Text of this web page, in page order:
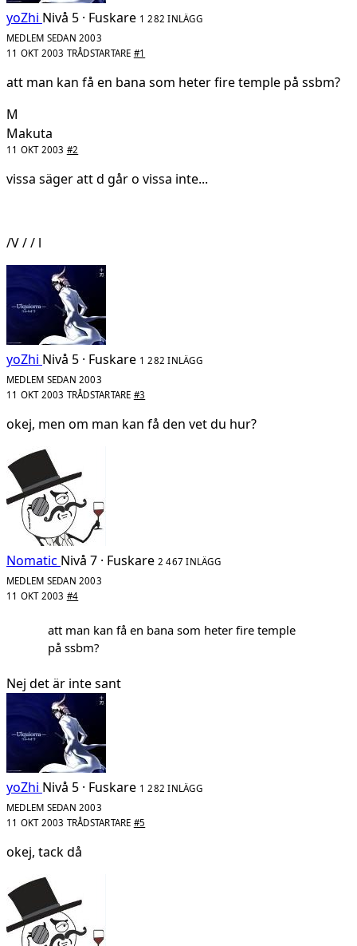
yoZhi Nivå 5 · Fuskare 1 282 INLÄGG
MEDLEM SEDAN 2003
11 OKT 2003 TRÅDSTARTARE #1
att man kan få en bana som heter fire temple på ssbm?
M
Makuta
11 OKT 2003 #2
vissa säger att d går o vissa inte...
/V / / l
yoZhi Nivå 5 · Fuskare 1 282 INLÄGG
MEDLEM SEDAN 2003
11 OKT 2003 TRÅDSTARTARE #3
okej, men om man kan få den vet du hur?
Nomatic Nivå 7 · Fuskare 2 467 INLÄGG
MEDLEM SEDAN 2003
11 OKT 2003 #4
att man kan få en bana som heter fire temple
på ssbm?
Nej det är inte sant
yoZhi Nivå 5 · Fuskare 1 282 INLÄGG
MEDLEM SEDAN 2003
11 OKT 2003 TRÅDSTARTARE #5
okej, tack då